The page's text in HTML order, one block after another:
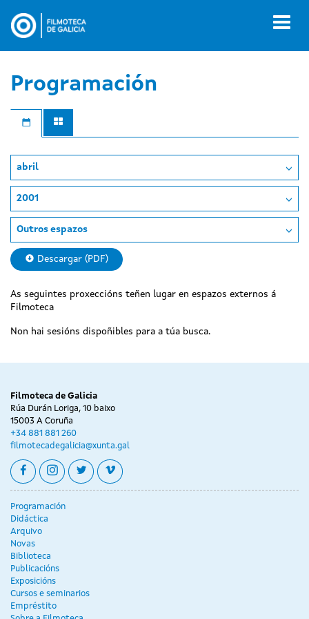
contido
Programación
abril
2001
Outros espazos
Descargar (PDF)
As seguintes proxeccións teñen lugar en espazos externos á
Filmoteca
Non hai sesións dispoñibles para a túa busca.
Filmoteca de Galicia
Rúa Durán Loriga, 10 baixo
15003 A Coruña
+34 881 881 260
filmotecadegalicia@xunta.gal
facebookinstagram
twittervimeo
Programación
Didáctica
Arquivo
Novas
Biblioteca
Publicacións
Exposicións
Cursos e seminarios
Empréstito